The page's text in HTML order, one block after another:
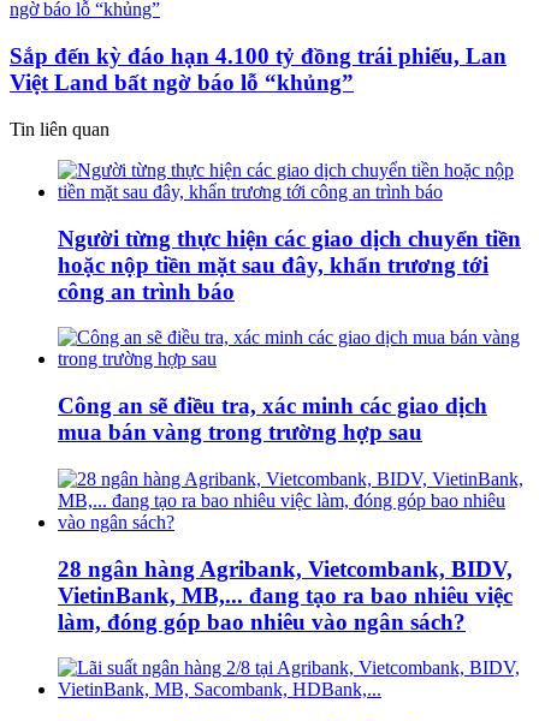
Sắp đến kỳ đáo hạn 4.100 tỷ đồng trái phiếu, Lan
Việt Land bất ngờ báo lỗ “khủng”
Tin liên quan
Người từng thực hiện các giao dịch chuyển tiền
hoặc nộp tiền mặt sau đây, khẩn trương tới
công an trình báo
Công an sẽ điều tra, xác minh các giao dịch
mua bán vàng trong trường hợp sau
28 ngân hàng Agribank, Vietcombank, BIDV,
VietinBank, MB,... đang tạo ra bao nhiêu việc
làm, đóng góp bao nhiêu vào ngân sách?